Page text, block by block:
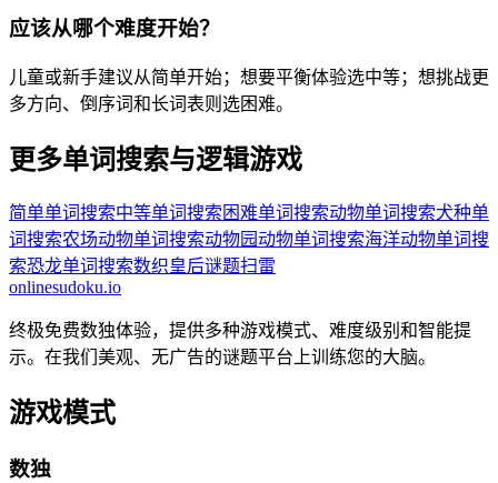
应该从哪个难度开始？
儿童或新手建议从简单开始；想要平衡体验选中等；想挑战更
多方向、倒序词和长词表则选困难。
更多单词搜索与逻辑游戏
简单单词搜索中等单词搜索 困难单词搜索动物单词搜索犬种单
词搜索农场动物单词搜索动物园动物单词搜索海洋动物单词搜
索恐龙单词搜索数织皇后谜题扫雷
onlinesudoku.io
终极免费数独体验，提供多种游戏模式、难度级别和智能提
示。在我们美观、无广告的谜题平台上训练您的大脑。
游戏模式
数独